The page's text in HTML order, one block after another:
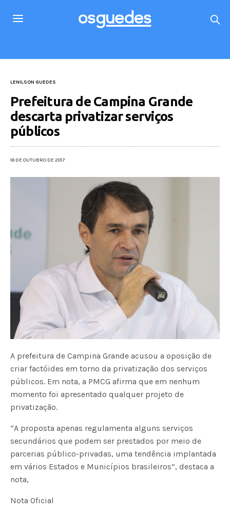
LENILSON GUEDES
Prefeitura de Campina Grande
descarta privatizar serviços
públicos
18 DE OUTUBRO DE 2017
A prefeitura de Campina Grande acusou a oposição de
criar factóides em torno da privatização dos serviços
públicos. Em nota, a PMCG afirma que em nenhum
momento foi apresentado qualquer projeto de
privatização.
“A proposta apenas regulamenta alguns serviços
secundários que podem ser prestados por meio de
parcerias público-privadas, uma tendência implantada
em vários Estados e Municípios brasileiros”, destaca a
nota,
Nota Oficial